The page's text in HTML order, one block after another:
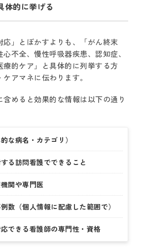
体的に挙げる
応」とぼかすよりも、「がん終末
不全、慢性呼吸器疾患、認知症、
療的ケア」と具体的に列挙する方
アマネに伝わります。
めると効果的な情報は以下の通り
な病名・カテゴリ）
る訪問看護でできること
関や専門医
数（個人情報に配慮した範囲で）
できる看護師の専門性・資格